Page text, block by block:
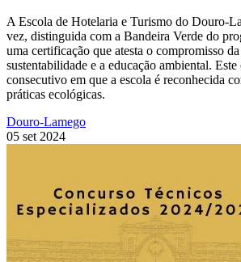
A Escola de Hotelaria e Turismo do Douro-
vez, distinguida com a Bandeira Verde do
uma certificação que atesta o compromisso
sustentabilidade e a educação ambiental. Este
consecutivo em que a escola é reconhecida
práticas ecológicas.
Douro-Lamego
05 set 2024